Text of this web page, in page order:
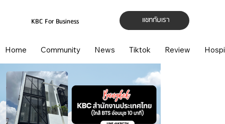
แชทกับเรา
KBC For Business
Home Community News Tiktok Review